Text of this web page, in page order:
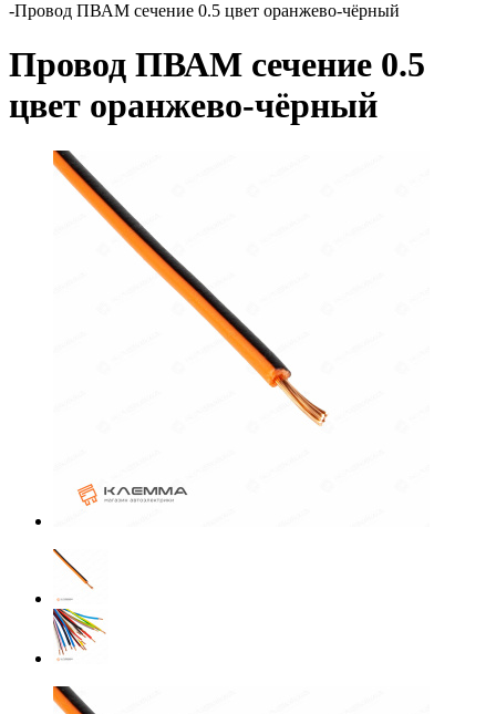
-Провод ПВАМ сечение 0.5 цвет оранжево-чёрный
Провод ПВАМ сечение 0.5
цвет оранжево-чёрный